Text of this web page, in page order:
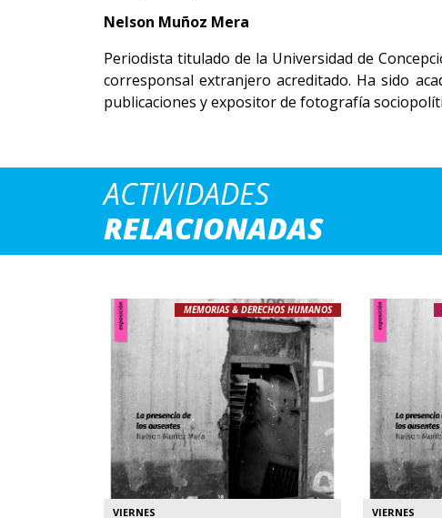
Nelson Muñoz Mera
Periodista titulado de la Universidad de
corresponsal extranjero acreditado. Ha sido
publicaciones y expositor de fotografía
ACTIVIDADES
RELACIONADAS
MEMORIAS & DERECHOS HUMANOS
VIERNES VIERNES